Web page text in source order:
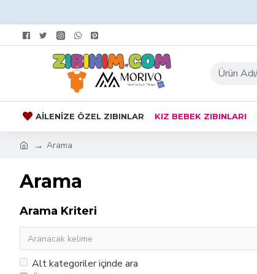
AILENIZE ÖZEL ZIBINLAR KIZ BEBEK ZIBINLARI
Arama
Arama
Arama Kriteri
Alt kategoriler içinde ara